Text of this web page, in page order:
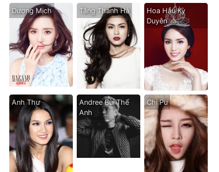
Dương Mịch Tăng Thanh Hà
Hoa Hậu Kỳ
Duyên
Anh Thư
Andree Bùi Thế
Anh
Chi Pu